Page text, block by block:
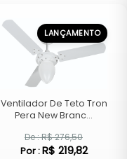
LANÇAMENTO
Ventilador De Teto Tron
Pera New Branc...
De : R$ 276,50
Por :R$ 219,82